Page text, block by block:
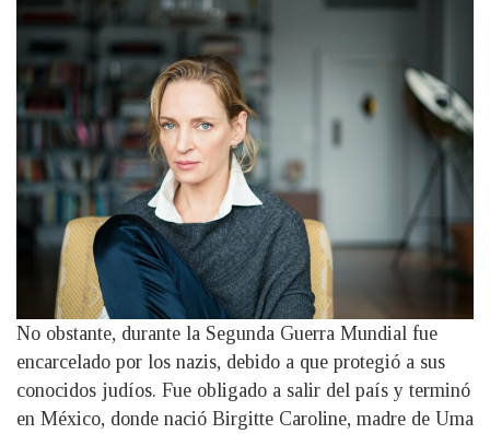
No obstante, durante la Segunda Guerra Mundial fue
encarcelado por los nazis, debido a que protegió a sus
conocidos judíos. Fue obligado a salir del país y terminó
en México, donde nació Birgitte Caroline, madre de Uma